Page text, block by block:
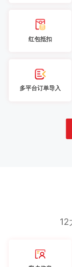
红包抵扣
多平台订单导入
12